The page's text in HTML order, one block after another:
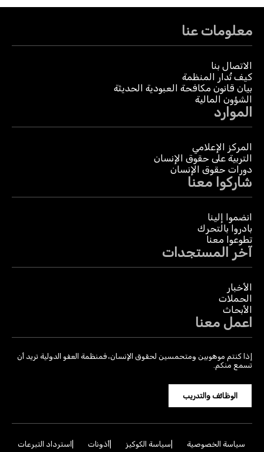
معلومات عنا
الاتصال بنا
كيف تُدار المنظمة
بيان قانون مكافحة العبودية الحديثة
الشؤون المالية
الموارد
المركز الإعلامي
التربية على حقوق الإنسان
دورات حقوق الإنسان
شاركوا معنا
انضموا إلينا
بادروا بالتحرك
تطوعوا معنا
آخر المستجدات
الأخبار
الحملات
الأبحاث
اعمل معنا
إذا كنتم موهوبين ومتحمسين لحقوق الإنسان، فمنظمة العفو الدولية تريد أن
تسمع منكم.
الوظائف والتدريب
سياسة الخصوصية سياسة الكوكيز أذونات استرداد التبرعات